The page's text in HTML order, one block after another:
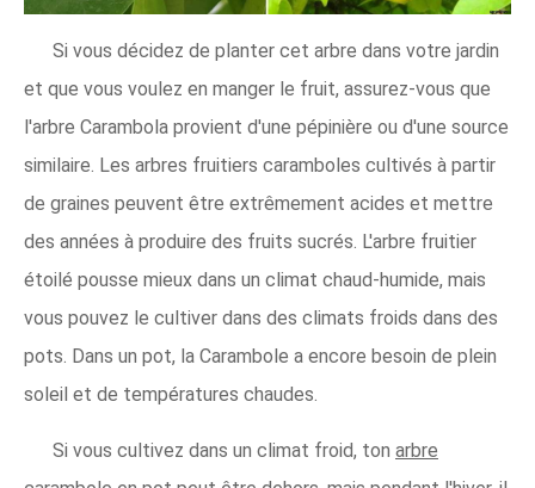
Si vous décidez de planter cet arbre dans votre jardin
et que vous voulez en manger le fruit, assurez-vous que
l'arbre Carambola provient d'une pépinière ou d'une source
similaire. Les arbres fruitiers caramboles cultivés à partir
de graines peuvent être extrêmement acides et mettre
des années à produire des fruits sucrés. L'arbre fruitier
étoilé pousse mieux dans un climat chaud-humide, mais
vous pouvez le cultiver dans des climats froids dans des
pots. Dans un pot, la Carambole a encore besoin de plein
soleil et de températures chaudes.
Si vous cultivez dans un climat froid, ton arbre